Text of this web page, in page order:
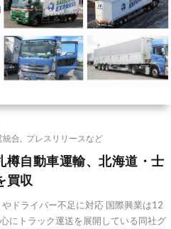
統合
プレスリリースなど
樽自動車運輸、北海道・士
買収
やドライバー不足に対応 国際興業は12
にトラック運送を展開している同社グ